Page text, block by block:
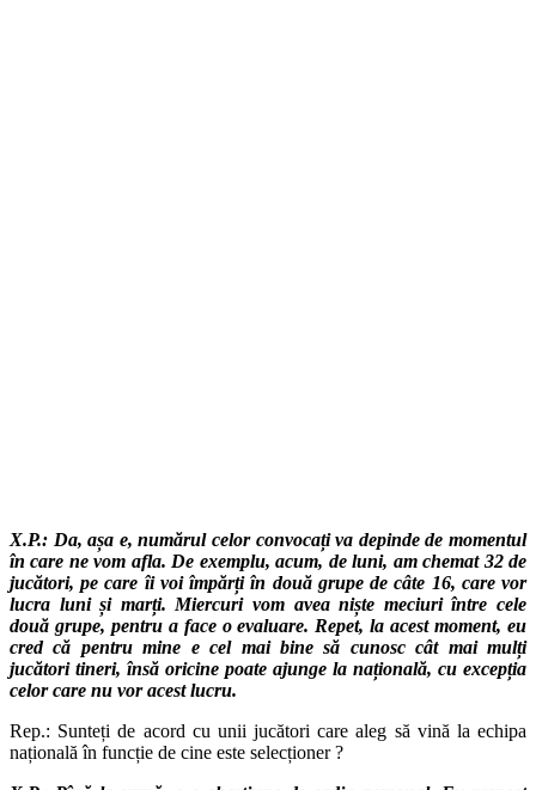
X.P.: Da, așa e, numărul celor convocați va depinde de momentul
în care ne vom afla. De exemplu, acum, de luni, am chemat 32 de
jucători, pe care îi voi împărți în două grupe de câte 16, care vor
lucra luni și marți. Miercuri vom avea niște meciuri între cele
două grupe, pentru a face o evaluare. Repet, la acest moment, eu
cred că pentru mine e cel mai bine să cunosc cât mai mulți
jucători tineri, însă oricine poate ajunge la națională, cu excepția
celor care nu vor acest lucru.
Rep.: Sunteți de acord cu unii jucători care aleg să vină la echipa
națională în funcție de cine este selecționer ?